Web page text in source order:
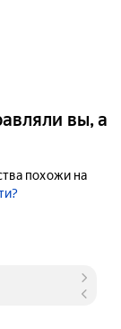
вы, а
похожи на